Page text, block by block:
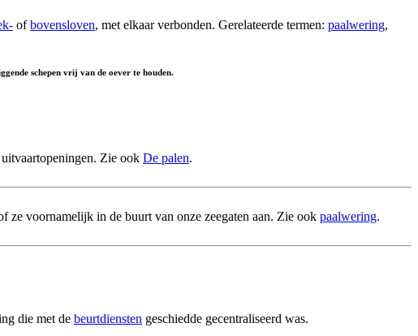
ofbovensloven, met elkaar verbonden. Gerelateerde termen: paalwering,
schepen vrij van de oever te houden.
Zie ook De palen.
ze voornamelijk in de buurt van onze zeegaten aan. Zie ook paalwering.
die met de beurtdiensten geschiedde gecentraliseerd was.